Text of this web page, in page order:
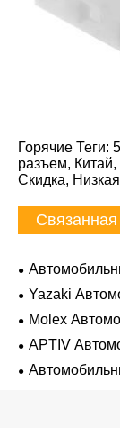
Горячие Теги:
разъем,
Скидка,
Связанная
Yazaki
Molex
APTIV